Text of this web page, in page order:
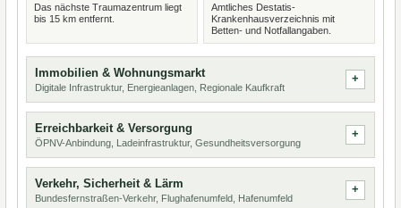
Das nächste Traumazentrum liegt
bis 15 km entfernt.
Amtliches Destatis-
Krankenhausverzeichnis mit
Betten- und Notfallangaben.
Immobilien & Wohnungsmarkt
Digitale Infrastruktur, Energieanlagen, Regionale Kaufkraft
Erreichbarkeit & Versorgung
ÖPNV-Anbindung, Ladeinfrastruktur, Gesundheitsversorgung
Verkehr, Sicherheit & Lärm
Bundesfernstraßen-Verkehr, Flughafenumfeld, Hafenumfeld